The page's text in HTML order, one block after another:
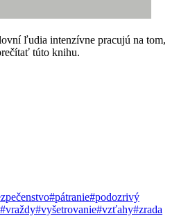
ľudia intenzívne pracujú na tom,
túto knihu.
#pátranie#podozrivý
#vraždy#vyšetrovanie#vzťahy#zrada